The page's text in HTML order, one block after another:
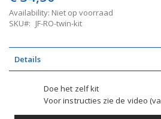
Availability: Niet op voorraad
SKU
JF-RO-twin-kit
Details
Doe het zelf kit
Voor instructies zie de video